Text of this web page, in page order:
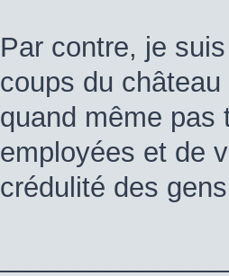
Par contre, je
coups du
quand même pas
employées et de
crédulité des